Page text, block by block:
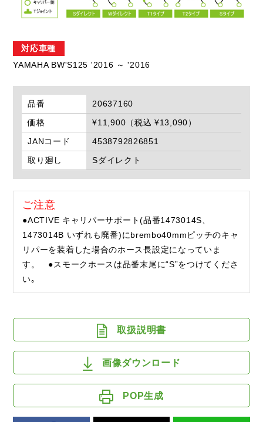
対応車種
YAMAHA BW'S125 '2016 ～ '2016
品番
20637160
価格
¥11,900（税込 ¥13,090）
JANコード
4538792826851
取り廻し
Sダイレクト
ご注意
●ACTIVE キャリパーサポート(品番1473014S、
1473014B いずれも廃番)にbrembo40mmピッチのキャ
リパーを装着した場合のホース長設定になっていま
す。 ●スモークホースは品番末尾に“S”をつけてくださ
い｡
取扱説明書
画像ダウンロード
POP生成